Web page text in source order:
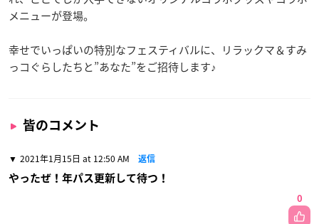
メニューが登場。
幸せでいっぱいの特別なフェスティバルに、リラックマ＆すみ
っコぐらしたちと”あなた”をご招待します♪
皆のコメント
2021年1月15日 at 12:50 AM 返信
やったぜ！年パス更新して待つ！
0